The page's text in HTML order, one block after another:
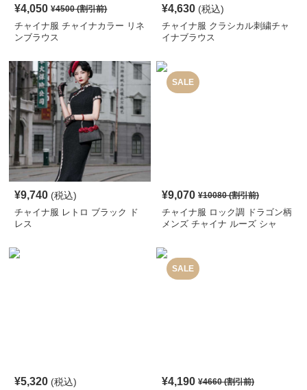
¥4,050 ¥4500(割引前)
チャイナ服 チャイナカラー リネ
ンブラウス
¥4,630 (税込)
チャイナ服 クラシカル刺繍チャ
イナブラウス
¥9,740 (税込)
チャイナ服 レトロ ブラック ド
レス
SALE
¥9,070 ¥10080(割引前)
チャイナ服 ロック調 ドラゴン柄
メンズ チャイナ ルーズ シャ
¥5,320 (税込)
SALE
¥4,190 ¥4660(割引前)